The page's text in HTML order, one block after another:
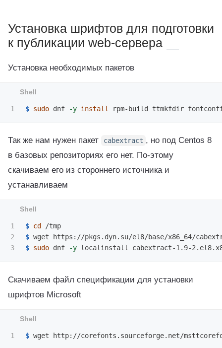
Установка шрифтов для подготовки
к публикации web-сервера
Установка необходимых пакетов
$ sudo dnf -y install
Так же нам нужен пакет cabextract , но под Centos 8
в базовых репозиториях его нет. По-этому
скачиваем его из стороннего источника и
устанавливаем
1
2
$ cd
$
$ sudo dnf -y
Скачиваем файл спецификации для установки
шрифтов Microsoft
$